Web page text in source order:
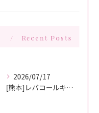
Recent Posts
2026/07/17
[熊本]レバコールキャンペーン＆ガチャガチャ抽選会やっています‼️